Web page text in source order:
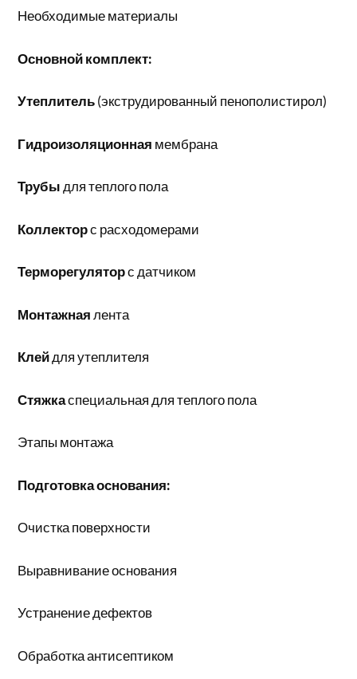
Необходимые материалы
Основной комплект:
Утеплитель(экструдированный пенополистирол)
Гидроизоляционная мембрана
Трубы для теплого пола
Коллекторс расходомерами
Терморегуляторс датчиком
Монтажнаялента
Клейдля утеплителя
Стяжкаспециальная для теплого пола
Этапы монтажа
Подготовка основания:
Очистка поверхности
Выравнивание основания
Устранение дефектов
Обработка антисептиком